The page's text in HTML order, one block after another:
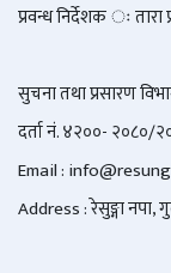
प्रवन्ध निर्देशक ः तारा
सुचना तथा प्रसारण
दर्ता नं. ४२००- २०८०/
Email : info@
Address : रेसुङ्गा नपा,